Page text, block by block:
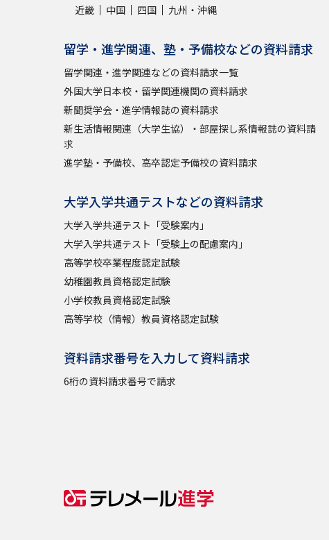
近畿
中国 四国 九州・沖縄
留学・進学関連、塾・予備校などの資料請求
留学関連・進学関連などの資料請求一覧
外国大学日本校・留学関連機関の資料請求
新聞奨学会・進学情報誌の資料請求
新生活情報関連（大学生協）・部屋探し系情報誌の資料請
求
進学塾・予備校、高卒認定予備校の資料請求
大学入学共通テストなどの資料請求
大学入学共通テスト「受験案内」
大学入学共通テスト「受験上の配慮案内」
高等学校卒業程度認定試験
幼稚園教員資格認定試験
小学校教員資格認定試験
高等学校（情報）教員資格認定試験
資料請求番号を入力して資料請求
6桁の資料請求番号で請求